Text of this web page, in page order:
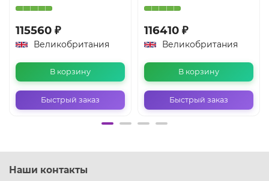
115560 ₽
Великобритания
В корзину
Быстрый заказ
116410 ₽
Великобритания
В корзину
Быстрый заказ
Наши контакты